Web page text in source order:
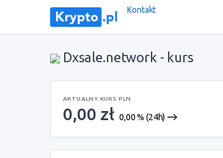
Kontakt
Dxsale.network - kurs
AKTUALNY KURS PLN
0,00 zł 0,00 % (24h)